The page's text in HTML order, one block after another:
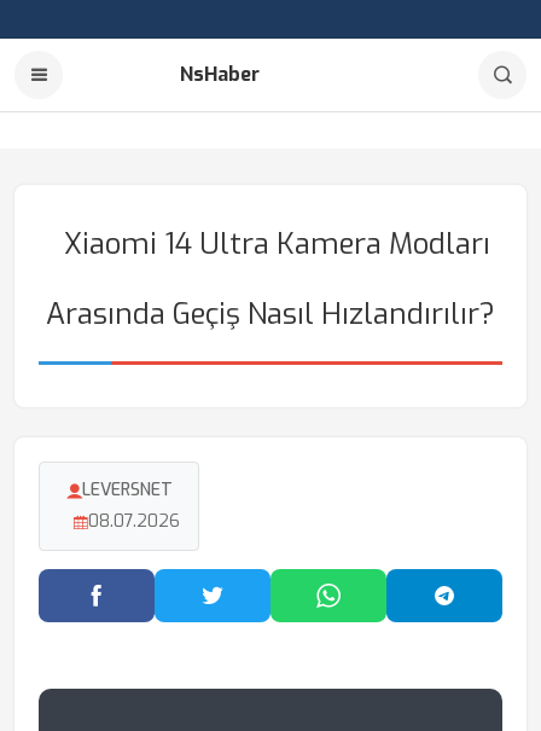
NsHaber
Xiaomi 14 Ultra Kamera Modları
Arasında Geçiş Nasıl Hızlandırılır?
LEVERSNET
08.07.2026
Facebook'ta PaylaşTwitter'da PaylaşWhatsApp'ta Paylaş